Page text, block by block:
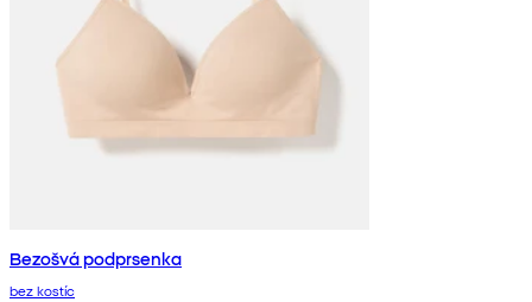
Bezošvá podprsenka
bez kostíc